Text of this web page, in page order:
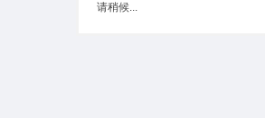
请稍候...